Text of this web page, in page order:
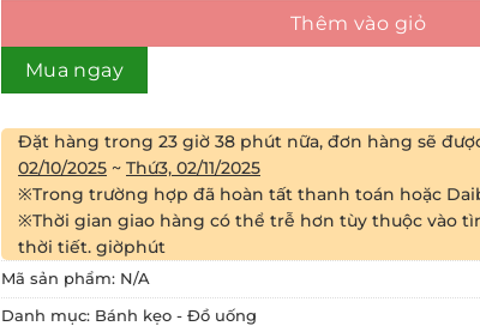
Thêm vào giỏ
Mua ngay
Đặt hàng trong 23 giờ 38 phút nữa, đơn hàng sẽ
02/10/2025 ~ Thứ3, 02/11/2025
※Trong trường hợp đã hoàn tất thanh toán hoặc
※Thời gian giao hàng có thể trễ hơn tùy thuộc vào
thời tiết. giờphút
Mã sản phẩm: N/A
Danh mục: Bánh kẹo - Đồ uống